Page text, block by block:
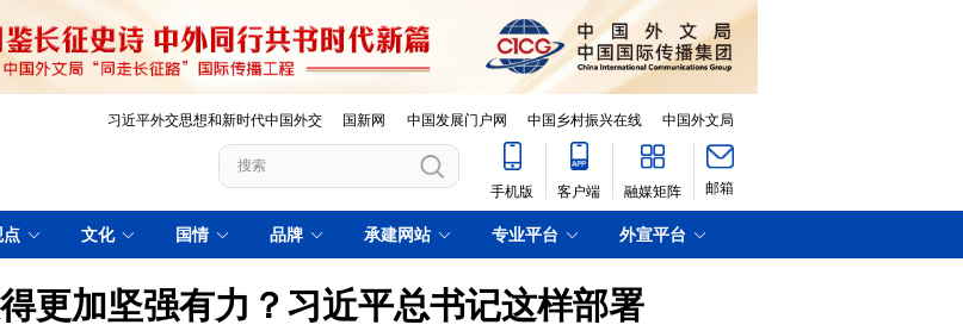
习近平外交思想和新时代中国外交 国新网 中国发展门户网 中国乡村振兴在线 中国外文局
手机版 客户端 融媒矩阵 邮箱
点 文化 国情 品牌 承建网站 专业平台 外宣平台
更加坚强有力？习近平总书记这样部署